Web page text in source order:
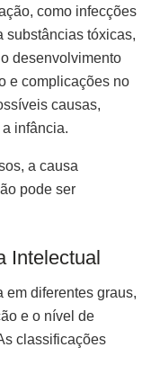
como infecções
substâncias tóxicas,
desenvolvimento
e complicações no
causas,
infância.
a causa
pode ser
Intelectual
diferentes graus,
e o nível de
classificações